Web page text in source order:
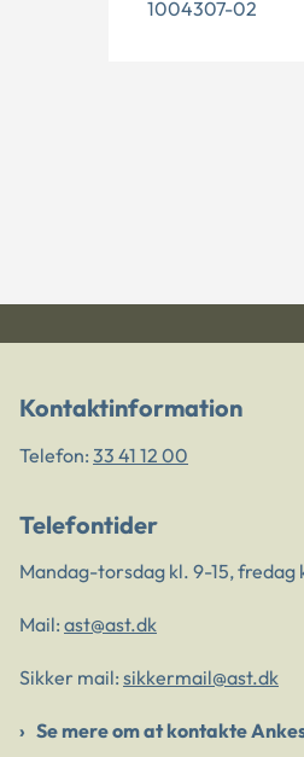
1004307-02
Kontaktinformation
Telefon: 33 41 12 00
Telefontider
Mandag-torsdag kl. 9-15, fredag
Mail: ast@ast.dk
Sikker mail: sikkermail@ast.dk
Se mere om at kontakte